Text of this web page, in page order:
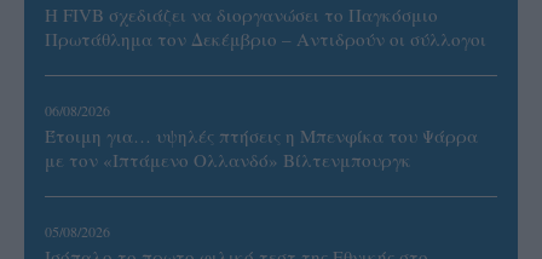
Η FIVB σχεδιάζει να διοργανώσει το Παγκόσμιο
Πρωτάθλημα τον Δεκέμβριο – Αντιδρούν οι σύλλογοι
06/08/2026
Έτοιμη για… υψηλές πτήσεις η Μπενφίκα του Ψάρρα
με τον «Ιπτάμενο Ολλανδό» Βίλτενμπουργκ
05/08/2026